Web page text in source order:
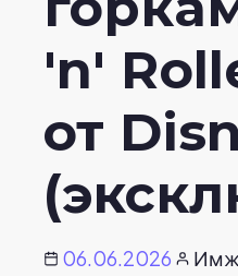
'n'
от
06.06.2026